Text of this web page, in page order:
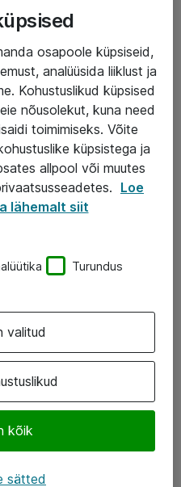
osapoole küpsiseid,
analüüsida liiklust ja
Kohustuslikud küpsised
nõusolekut, kuna need
toimimiseks. Võite
küpsistega ja
allpool või muutes
Loe
lähemalt siit
Turundus
kõik
valitud
sätted